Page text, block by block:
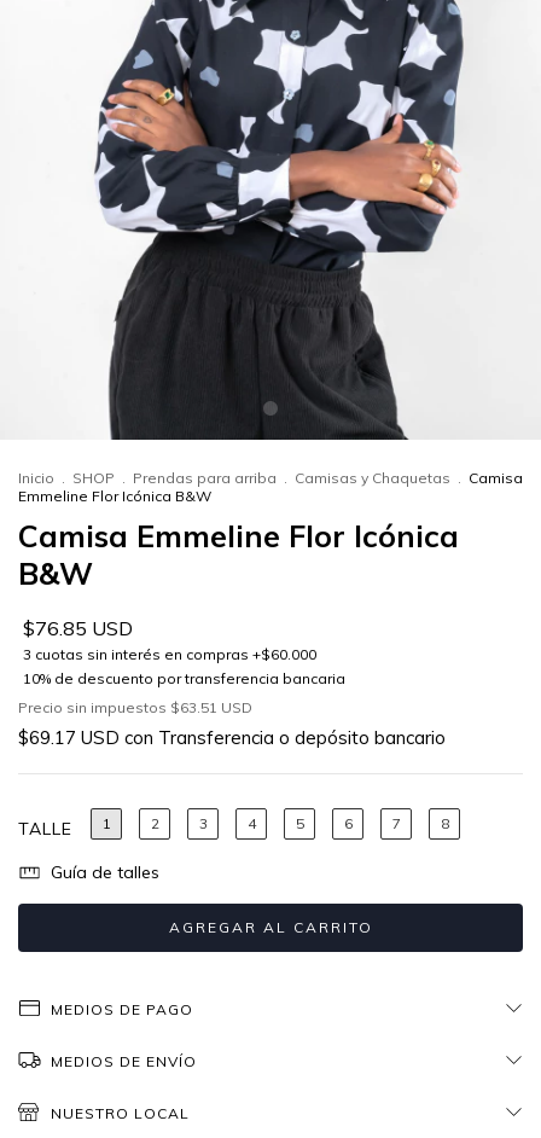
Inicio . SHOP . Prendas para arriba . Camisas y Chaquetas . Camisa
Emmeline Flor Icónica B&W
Camisa Emmeline Flor Icónica
B&W
$76.85 USD
Precio sin impuestos $63.51 USD
$69.17 USD con Transferencia o depósito bancario
TALLE 1 2 3 4 5 6 7 8
Guía de talles
MEDIOS DE PAGO
MEDIOS DE ENVÍO
NUESTRO LOCAL